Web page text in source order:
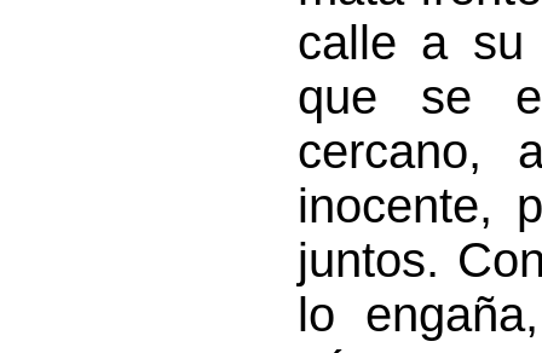
calle a su
que se
cercano,
inocente,
juntos.
lo